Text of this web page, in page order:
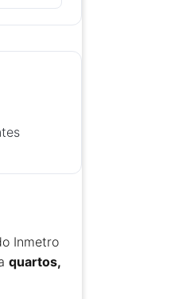
Inmetro
quartos,